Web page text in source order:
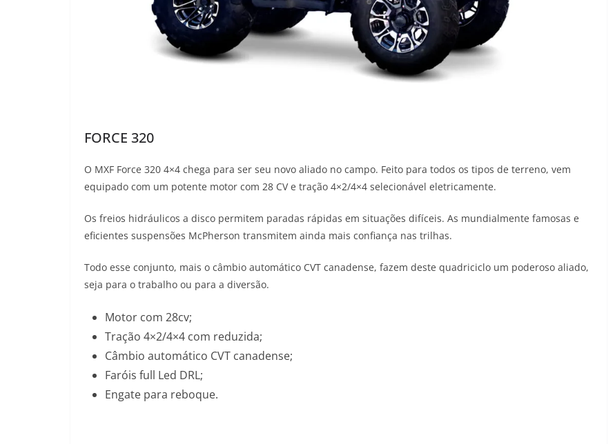
FORCE 320
O MXF Force 320 4×4 chega para ser seu novo aliado no campo. Feito para todos os tipos de terreno, vem
equipado com um potente motor com 28 CV e tração 4×2/4×4 selecionável eletricamente.
Os freios hidráulicos a disco permitem paradas rápidas em situações difíceis. As mundialmente famosas e
eficientes suspensões McPherson transmitem ainda mais confiança nas trilhas.
Todo esse conjunto, mais o câmbio automático CVT canadense, fazem deste quadriciclo um poderoso aliado,
seja para o trabalho ou para a diversão.
Motor com 28cv;
Tração 4×2/4×4 com reduzida;
Câmbio automático CVT canadense;
Faróis full Led DRL;
Engate para reboque.